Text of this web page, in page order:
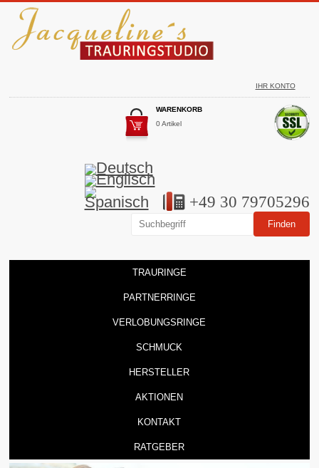
IHR KONTO
WARENKORB
0 Artikel
+49 30 79705296
TRAURINGE
PARTNERRINGE
VERLOBUNGSRINGE
SCHMUCK
HERSTELLER
AKTIONEN
KONTAKT
RATGEBER